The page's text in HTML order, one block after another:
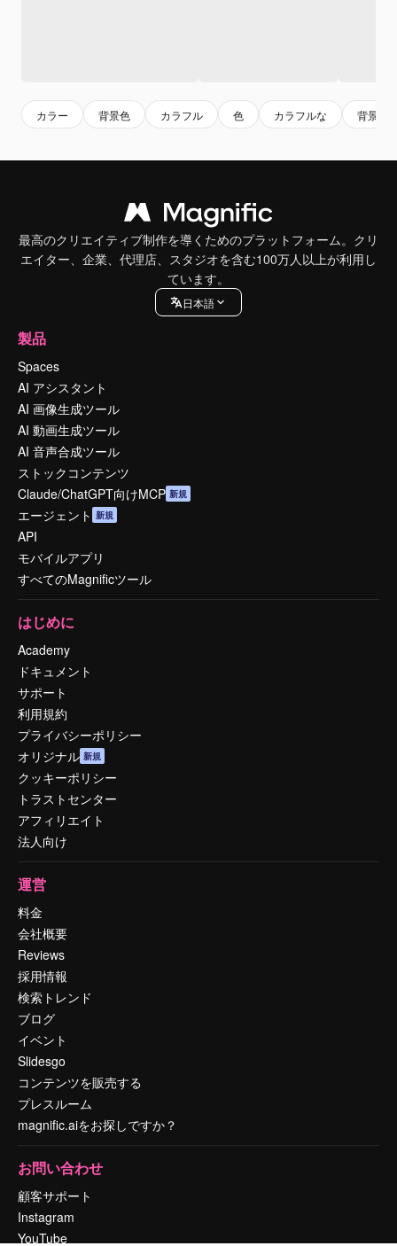
カラー 背景色 カラフル 色 カラフルな 背景
最高のクリエイティブ制作を導くためのプラットフォーム。クリ
エイター、企業、代理店、スタジオを含む100万人以上が利用し
ています。
日本語
製品
Spaces
AI アシスタント
AI 画像生成ツール
AI 動画生成ツール
AI 音声合成ツール
ストックコンテンツ
Claude/ChatGPT向けMCP 新規
エージェント 新規
API
モバイルアプリ
すべてのMagnificツール
はじめに
Academy
ドキュメント
サポート
利用規約
プライバシーポリシー
オリジナル 新規
クッキーポリシー
トラストセンター
アフィリエイト
法人向け
運営
料金
会社概要
Reviews
採用情報
検索トレンド
ブログ
イベント
Slidesgo
コンテンツを販売する
プレスルーム
magnific.aiをお探しですか？
お問い合わせ
顧客サポート
Instagram
YouTube